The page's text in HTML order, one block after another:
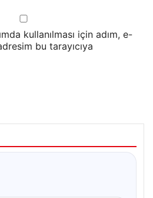
kullanılması için adım, e-
bu tarayıcıya